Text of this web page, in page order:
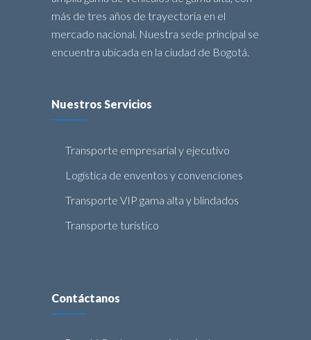
más de tres años de trayectoria en el
mercado nacional. Nuestra sede principal se
encuentra ubicada en la ciudad de Bogotá.
Nuestros Servicios
Transporte empresarial y ejecutivo
Logística de enventos y convenciones
Transporte VIP gama alta y blindados
Transporte turístico
Contáctanos